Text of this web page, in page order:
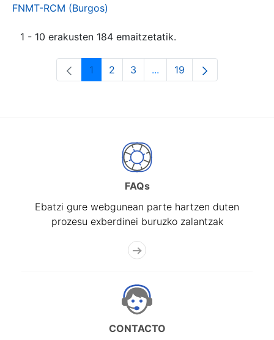
FNMT-RCM (Burgos)
1 - 10 erakusten 184 emaitzetatik.
Orrialdea
1 Orrialdea
2 Orrialdea
3 ...Intermediate Pages Use
Orrialdea
19
FAQs
Ebatzi gure webgunean parte hartzen duten
prozesu exberdinei buruzko zalantzak
CONTACTO